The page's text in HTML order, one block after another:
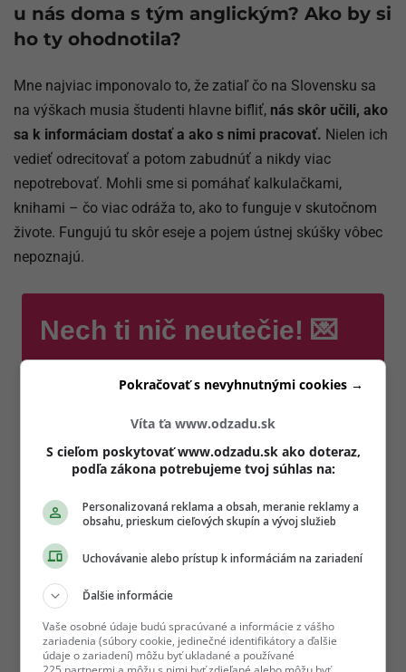
u nás doma s tým anglickým? Ako by si
ho ty ohodnotila?
Mne najviac imponovalo to, že zatiaľ čo na Slovensku sa
na výškach musia študenti hlavne bifliť, nás skôr učili, ako
sa k informáciam dostať a ako s nimi pracovať. Nielen ich
vedieť odrecitovať a potom zabudnúť a nikdy viac
nepotrebovať. Mohli sme si pomáhať kalkulačkami,
knihami – čo viac odráža to, ako to funguje v skutočnom
živote. Fungujú tu skôr eseje a pojem ústnej skúšky vôbec
nepoznajú.
Nech ti nič neutečie! 💌
prvá? Prihlás sa na odber e-mailových newslettrov.
E-mail*
Áno, chcem dostávať marketingové novinky, pozvánky
na eventy a inšpiráciu od Girls' Point a vašich partnerov.
Odhlásiť sa môžeš kedykoľvek.
Súhlasím so spracovaním mojich osobných údajov v súlade s
GDPR a podľaPodmienok ochrany súkromia(otvorí sa v novom okne)
a Podmienok
používania (otvorí sa v novom okne)
*
Víta ťa www.odzadu.sk
S cieľom poskytovať www.odzadu.sk ako doteraz,
podľa zákona potrebujeme tvoj súhlas na:
Personalizovaná reklama a obsah, meranie reklamy a
obsahu, prieskum cieľových skupín a vývoj služieb
Uchovávanie alebo prístup k informáciám na zariadení
Ďalšie informácie
Vaše osobné údaje budú spracúvané a informácie z vášho
zariadenia (súbory cookie, jedinečné identifikátory a ďalšie
údaje o zariadení) môžu byť ukladané a používané
Pokračovať s nevyhnutnými cookies →